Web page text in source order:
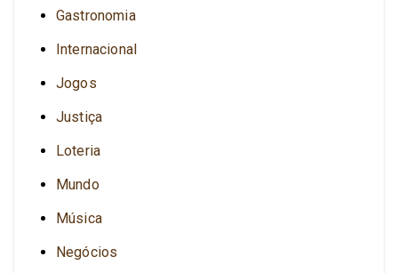
Gastronomia
Internacional
Jogos
Justiça
Loteria
Mundo
Música
Negócios